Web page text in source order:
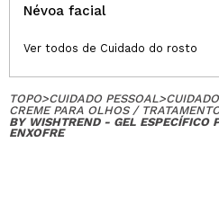
Névoa facial
Ver todos de Cuidado do rosto
TOPO>CUIDADO PESSOAL>
CREME PARA OLHOS /
BY WISHTREND - GEL ESPECÍFICO
ENXOFRE